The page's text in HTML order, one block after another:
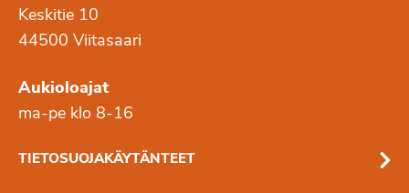
Keskitie 10
44500 Viitasaari
Aukioloajat
ma-pe klo 8-16
TIETOSUOJAKÄYTÄNTEET